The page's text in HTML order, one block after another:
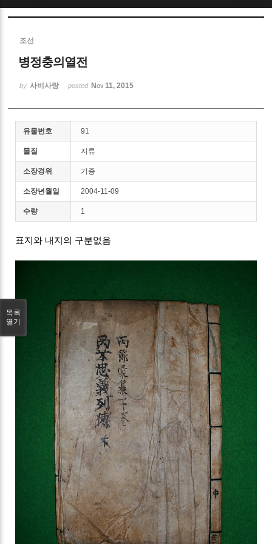
조선
병정충의열전
by 사비사랑 posted Nov 11, 2015
유물번호 91
물질 지류
소장경위 기증
소장년월일 2004-11-09
수량 1
표지와 내지의 구분없음
목록
열기
Sketchbook5, 스케치북5
Sketchbook5, 스케치북5